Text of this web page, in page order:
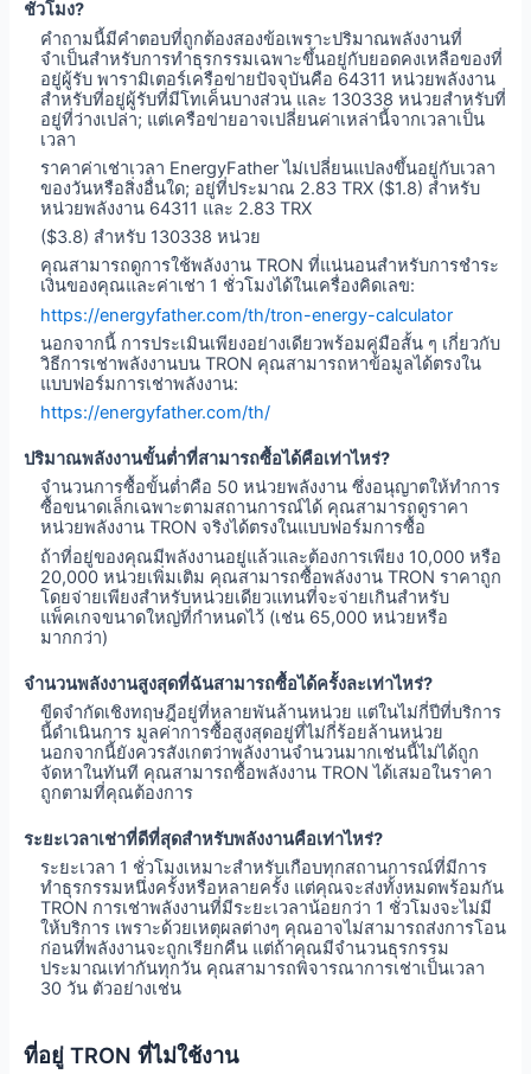
ชั่วโมง?
คำถามนี้มีคำตอบที่ถูกต้องสองข้อเพราะปริมาณพลังงานที่
จำเป็นสำหรับการทำธุรกรรมเฉพาะขึ้นอยู่กับยอดคงเหลือของที่
อยู่ผู้รับ พารามิเตอร์เครือข่ายปัจจุบันคือ 64311 หน่วยพลังงาน
สำหรับที่อยู่ผู้รับที่มีโทเค็นบางส่วน และ 130338 หน่วยสำหรับที่
อยู่ที่ว่างเปล่า; แต่เครือข่ายอาจเปลี่ยนค่าเหล่านี้จากเวลาเป็น
เวลา
ราคาค่าเช่าเวลา EnergyFather ไม่เปลี่ยนแปลงขึ้นอยู่กับเวลา
ของวันหรือสิ่งอื่นใด; อยู่ที่ประมาณ 2.83 TRX ($1.8) สำหรับ
หน่วยพลังงาน 64311 และ 2.83 TRX
($3.8) สำหรับ 130338 หน่วย
คุณสามารถดูการใช้พลังงาน TRON ที่แน่นอนสำหรับการชำระ
เงินของคุณและค่าเช่า 1 ชั่วโมงได้ในเครื่องคิดเลข:
https://energyfather.com/th/tron-energy-calculator
นอกจากนี้ การประเมินเพียงอย่างเดียวพร้อมคู่มือสั้น ๆ เกี่ยวกับ
วิธีการเช่าพลังงานบน TRON คุณสามารถหาข้อมูลได้ตรงใน
แบบฟอร์มการเช่าพลังงาน:
https://energyfather.com/th/
ปริมาณพลังงานขั้นต่ำที่สามารถซื้อได้คือเท่าไหร่?
จำนวนการซื้อขั้นต่ำคือ 50 หน่วยพลังงาน ซึ่งอนุญาตให้ทำการ
ซื้อขนาดเล็กเฉพาะตามสถานการณ์ได้ คุณสามารถดูราคา
หน่วยพลังงาน TRON จริงได้ตรงในแบบฟอร์มการซื้อ
ถ้าที่อยู่ของคุณมีพลังงานอยู่แล้วและต้องการเพียง 10,000 หรือ
20,000 หน่วยเพิ่มเติม คุณสามารถซื้อพลังงาน TRON ราคาถูก
โดยจ่ายเพียงสำหรับหน่วยเดียวแทนที่จะจ่ายเกินสำหรับ
แพ็คเกจขนาดใหญ่ที่กำหนดไว้ (เช่น 65,000 หน่วยหรือ
มากกว่า)
จำนวนพลังงานสูงสุดที่ฉันสามารถซื้อได้ครั้งละเท่าไหร่?
ขีดจำกัดเชิงทฤษฎีอยู่ที่หลายพันล้านหน่วย แต่ในไม่กี่ปีที่บริการ
นี้ดำเนินการ มูลค่าการซื้อสูงสุดอยู่ที่ไม่กี่ร้อยล้านหน่วย
นอกจากนี้ยังควรสังเกตว่าพลังงานจำนวนมากเช่นนี้ไม่ได้ถูก
จัดหาในทันที คุณสามารถซื้อพลังงาน TRON ได้เสมอในราคา
ถูกตามที่คุณต้องการ
ระยะเวลาเช่าที่ดีที่สุดสำหรับพลังงานคือเท่าไหร่?
ระยะเวลา 1 ชั่วโมงเหมาะสำหรับเกือบทุกสถานการณ์ที่มีการ
ทำธุรกรรมหนึ่งครั้งหรือหลายครั้ง แต่คุณจะส่งทั้งหมดพร้อมกัน
TRON การเช่าพลังงานที่มีระยะเวลาน้อยกว่า 1 ชั่วโมงจะไม่มี
ให้บริการ เพราะด้วยเหตุผลต่างๆ คุณอาจไม่สามารถส่งการโอน
ก่อนที่พลังงานจะถูกเรียกคืน แต่ถ้าคุณมีจำนวนธุรกรรม
ประมาณเท่ากันทุกวัน คุณสามารถพิจารณาการเช่าเป็นเวลา
30 วัน ตัวอย่างเช่น
ที่อยู่ TRON ที่ไม่ใช้งาน